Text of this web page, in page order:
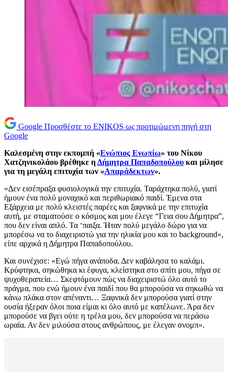
Google Προσθέστε το ENIKOS ως προτιμώμενη πηγή στη
Google
Καλεσμένη στην εκπομπή «Ενώπιος Ενωπίω» του Νίκου
Χατζηνικολάου βρέθηκε ηΔήμητρα Παπαδοπούλου και μίλησε
για τη μεγάλη επιτυχία των «Απαράδεκτων».
«Δεν εισέπραξα φυσιολογικά την επιτυχία. Ταράχτηκα πολύ, γιατί
ήμουν ένα πολύ μοναχικό και περιθωριακό παιδί. Έμενα στα
Εξάρχεια με πολύ κλειστές παρέες και ξαφνικά με την επιτυχία
αυτή, με σταματούσε ο κόσμος και μου έλεγε “Γεια σου Δήμητρα”,
που δεν είναι απλό. Τα ‘παιξα. Ήταν πολύ μεγάλο δώρο για να
μπορέσω να το διαχειριστώ για την ηλικία μου και το background»,
είπε αρχικά η Δήμητρα Παπαδοπούλου.
Και συνέχισε: «Εγώ πήγα ανάποδα. Δεν καβάλησα το καλάμι.
Κρύφτηκα, σηκώθηκα κι έφυγα, κλείστηκα στο σπίτι μου, πήγα σε
ψυχοθεραπεία… Σκεφτόμουν πώς να διαχειριστώ όλο αυτό το
πράγμα, που ενώ ήμουν ένα παιδί που θα μπορούσα να σηκωθώ να
κάνω πλάκα στον απέναντι… Ξαφνικά δεν μπορούσα γιατί στην
ουσία ήξεραν όλοι ποια είμαι κι όλο αυτό με καπέλωνε. Άρα δεν
μπορούσε να βγει ούτε η τρέλα μου, δεν μπορούσα να περάσω
ωραία. Αν δεν μιλούσα στους ανθρώπους, με έλεγαν σνομπ».